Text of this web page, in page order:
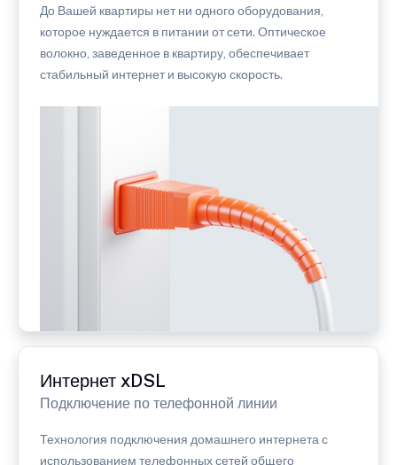
До Вашей квартиры нет ни одного оборудования,
которое нуждается в питании от сети. Оптическое
волокно, заведенное в квартиру, обеспечивает
стабильный интернет и высокую скорость.
Интернет xDSL
Подключение по телефонной линии
Технология подключения домашнего интернета с
использованием телефонных сетей общего